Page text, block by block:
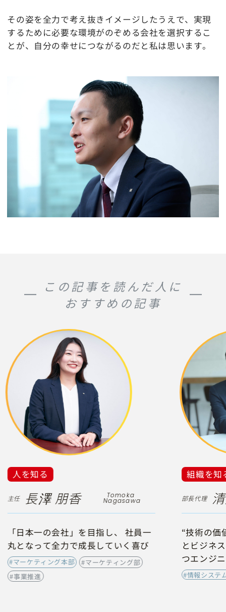
その姿を全力で考え抜きイメージしたうえで、実現
するために必要な環境がのぞめる会社を選択するこ
とが、自分の幸せにつながるのだと私は思います。
この記事を読んだ人に
おすすめの記事
人を知る
主任 長澤 朋香 Tomoka
Nagasawa
「日本一の会社」を目指し、 社員一
丸となって全力で成長していく喜び
#マーケティング本部
#マーケティング部
#事業推進
組織を知
部長代理
“技術の価
とビジネ
つエンジ
#情報システ